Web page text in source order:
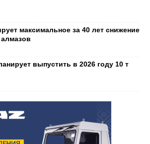
максимальное за 40 лет снижение
выпустить в 2026 году 10 т